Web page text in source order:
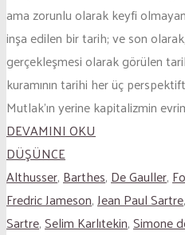
ama zorunlu olarak keyfi
inşa edilen bir tarih; ve son
gerçekleşmesi olarak görülen
kuramının tarihi her üç
Mutlak’ın yerine kapitalizmin
DEVAMINI OKU
DÜŞÜNCE
Althusser, Barthes, De Gauller,
Fredric Jameson,Jean Paul Sartre,
Sartre,Selim Karlıtekin,Simone